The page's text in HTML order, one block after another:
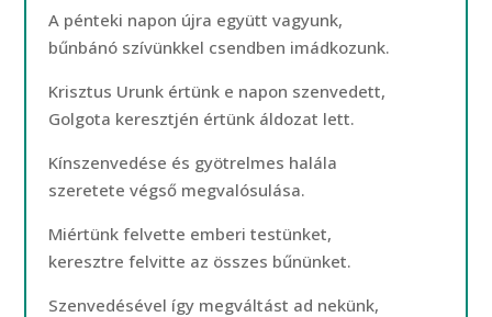
A pénteki napon újra együtt vagyunk,
bűnbánó szívünkkel csendben imádkozunk.
Krisztus Urunk értünk e napon szenvedett,
Golgota keresztjén értünk áldozat lett.
Kínszenvedése és gyötrelmes halála
szeretete végső megvalósulása.
Miértünk felvette emberi testünket,
keresztre felvitte az összes bűnünket.
Szenvedésével így megváltást ad nekünk,